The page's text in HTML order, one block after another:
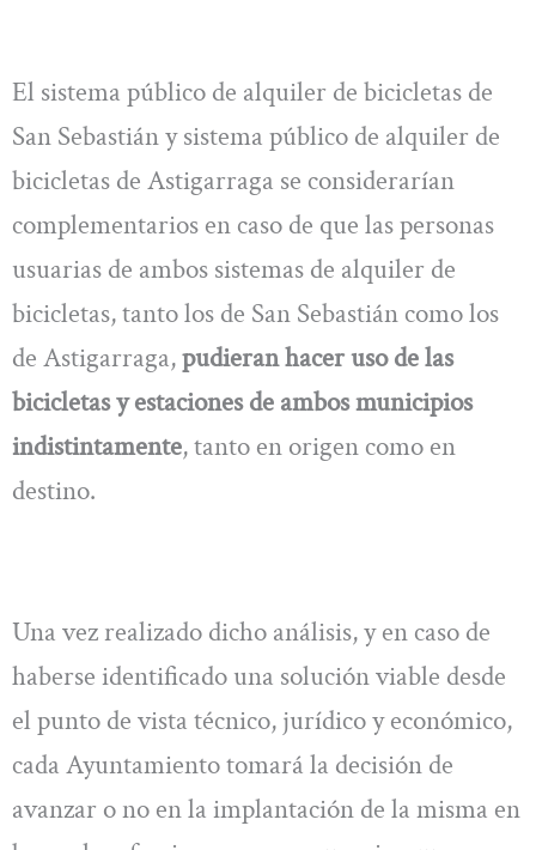
El sistema público de alquiler de bicicletas de
San Sebastián y sistema público de alquiler de
bicicletas de Astigarraga se considerarían
complementarios en caso de que las personas
usuarias de ambos sistemas de alquiler de
bicicletas, tanto los de San Sebastián como los
de Astigarraga,pudieran hacer uso de las
bicicletas y estaciones de ambos municipios
indistintamente, tanto en origen como en
destino.
Una vez realizado dicho análisis, y en caso de
haberse identificado una solución viable desde
el punto de vista técnico, jurídico y económico,
cada Ayuntamiento tomará la decisión de
avanzar o no en la implantación de la misma en